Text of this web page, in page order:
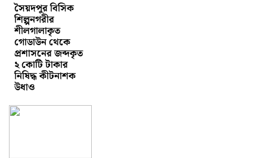
সৈয়দপুর বিসিক
শিল্পনগরীর
শীলগালাকৃত
গোডাউন থেকে
প্রশাসনের জব্দকৃত
২ কোটি টাকার
নিষিদ্ধ কীটনাশক
উধাও